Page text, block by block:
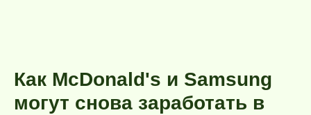
Как McDonald's и Samsung
могут снова заработать в